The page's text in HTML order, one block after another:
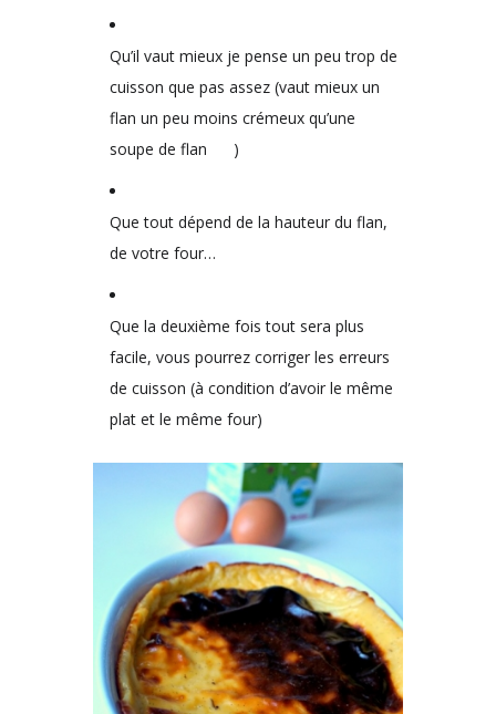
Qu’il vaut mieux je pense un peu trop de
cuisson que pas assez (vaut mieux un
flan un peu moins crémeux qu’une
soupe de flan
Que tout dépend de la hauteur du flan,
de votre four…
Que la deuxième fois tout sera plus
facile, vous pourrez corriger les erreurs
de cuisson (à condition d’avoir le même
plat et le même four)